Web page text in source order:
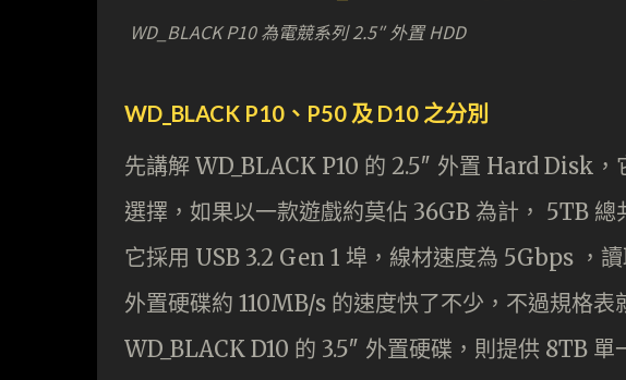
WD_BLACK P10 為電競系列 2.5″ 外置 HDD
WD_BLACK P10、P50 及 D10 之分別
先講解 WD_BLACK P10 的 2.5″ 外置 Hard Disk
選擇，如果以一款遊戲約莫佔 36GB 為計， 5TB 總
它採用 USB 3.2 Gen 1 埠，線材速度為 5Gbps ，
外置硬碟約 110MB/s 的速度快了不少，不過規格
WD_BLACK D10 的 3.5″ 外置硬碟，則提供 8TB